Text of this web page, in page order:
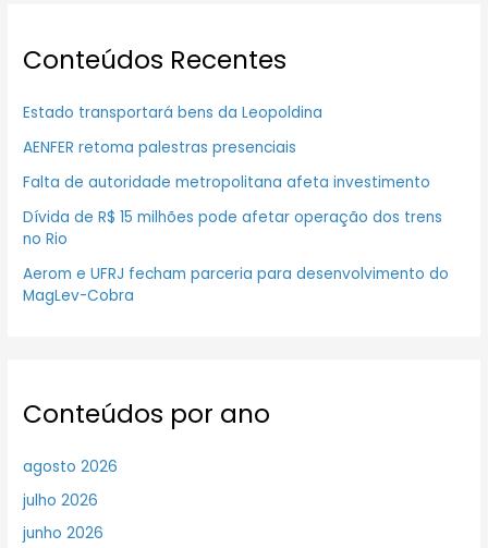
Conteúdos Recentes
Estado transportará bens da Leopoldina
AENFER retoma palestras presenciais
Falta de autoridade metropolitana afeta investimento
Dívida de R$ 15 milhões pode afetar operação dos trens
no Rio
Aerom e UFRJ fecham parceria para desenvolvimento do
MagLev-Cobra
Conteúdos por ano
agosto 2026
julho 2026
junho 2026